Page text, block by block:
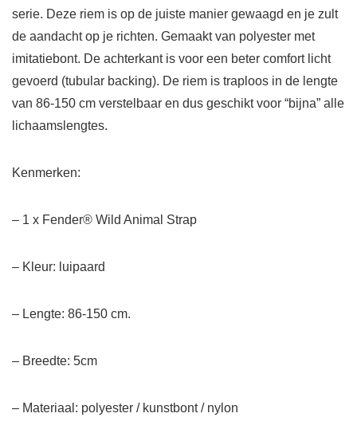
serie. Deze riem is op de juiste manier gewaagd en je zult
de aandacht op je richten. Gemaakt van polyester met
imitatiebont. De achterkant is voor een beter comfort licht
gevoerd (tubular backing). De riem is traploos in de lengte
van 86-150 cm verstelbaar en dus geschikt voor “bijna” alle
lichaamslengtes.
Kenmerken:
– 1 x Fender® Wild Animal Strap
– Kleur: luipaard
– Lengte: 86-150 cm.
– Breedte: 5cm
– Materiaal: polyester / kunstbont / nylon